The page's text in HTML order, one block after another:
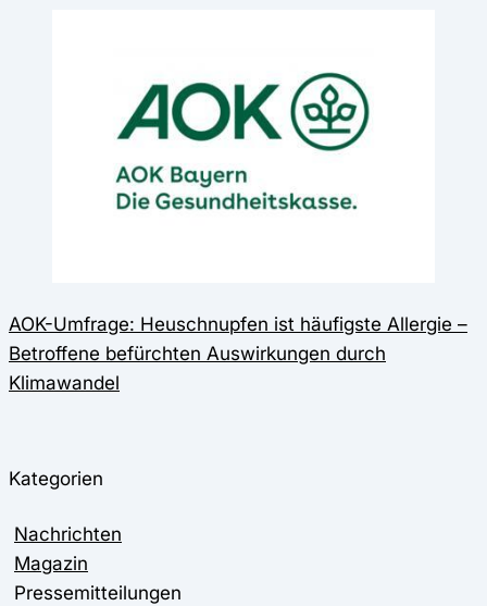
AOK-Umfrage: Heuschnupfen ist häufigste Allergie –
Betroffene befürchten Auswirkungen durch
Klimawandel
Kategorien
Nachrichten
Magazin
Pressemitteilungen